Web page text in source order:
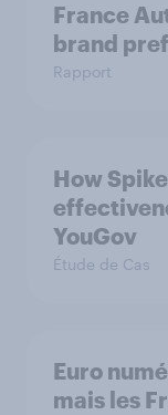
France
brand
Rapport
How
YouGov
Étude de Cas
Euro
mais les